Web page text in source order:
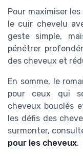
Pour maximiser
le cuir chevelu
geste simple,
pénétrer
des cheveux et
En somme, le
pour ceux qui
cheveux bouclés
les défis des
surmonter,
pour les cheveux.